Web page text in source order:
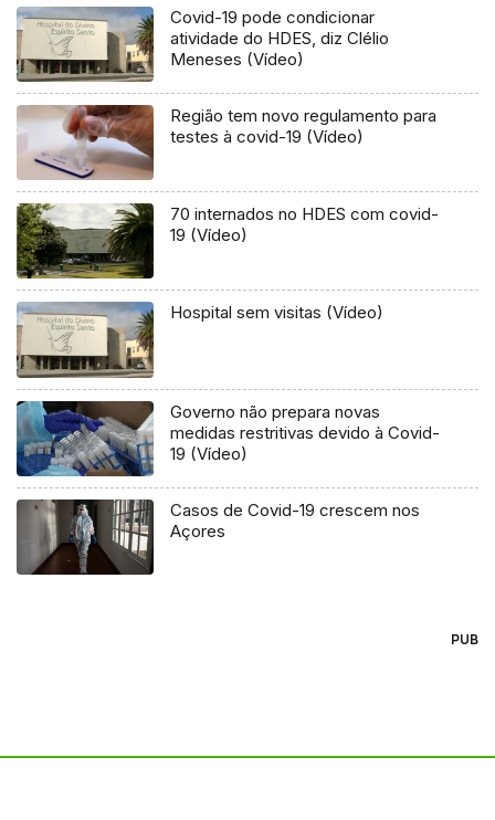
Covid-19 pode condicionar
atividade do HDES, diz Clélio
Meneses (Vídeo)
Região tem novo regulamento para
testes à covid-19 (Vídeo)
70 internados no HDES com covid-
19 (Vídeo)
Hospital sem visitas (Vídeo)
Governo não prepara novas
medidas restritivas devido à Covid-
19 (Vídeo)
Casos de Covid-19 crescem nos
Açores
PUB